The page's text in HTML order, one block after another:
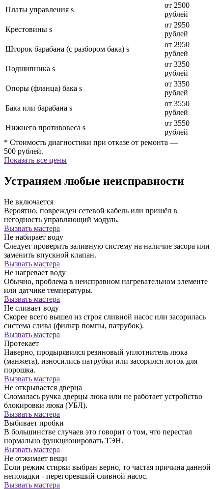
Платы управления s
от 2500
рублей
Крестовины s
от 2950
рублей
Шторок барабана (с разбором бака) s
от 2950
рублей
Подшипника s
от 3350
рублей
Опоры (фланца) бака s
от 3350
рублей
Бака или барабана s
от 3550
рублей
Нижнего противовеса s
от 3550
рублей
* Стоимость диагностики при отказе от ремонта —
500 рублей.
Показать все цены
Устраняем любые неисправности
Не включается
Вероятно, поврежден сетевой кабель или пришёл в
негодность управляющий модуль.
Вызвать мастера
Не набирает воду
Следует проверить заливную систему на наличие засора или
заменить впускной клапан.
Вызвать мастера
Не нагревает воду
Обычно, проблема в неисправном нагревательном элементе
или датчике температуры.
Вызвать мастера
Не сливает воду
Скорее всего вышел из строя сливной насос или засорилась
система слива (фильтр помпы, патрубок).
Вызвать мастера
Протекает
Наверно, продырявился резиновый уплотнитель люка
(манжета), износились патрубки или засорился лоток для
порошка.
Вызвать мастера
Не открывается дверца
Сломалась ручка дверцы люка или не работает устройство
блокировки люка (УБЛ).
Вызвать мастера
Выбивает пробки
В большинстве случаев это говорит о том, что перестал
нормально функционировать ТЭН.
Вызвать мастера
Не отжимает вещи
Если режим стирки выбран верно, то частая причина данной
неполадки - перегоревший сливной насос.
Вызвать мастера